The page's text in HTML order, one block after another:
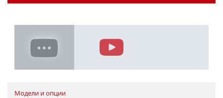
Модели и опции